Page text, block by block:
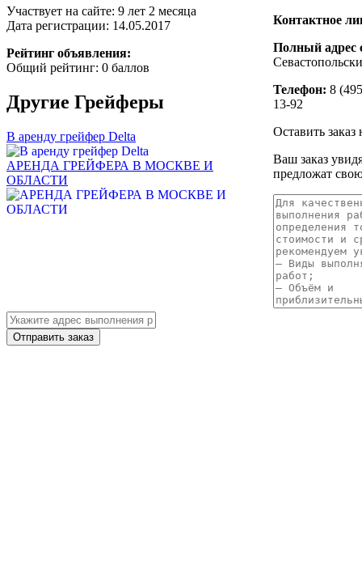
Участвует на сайте: 9 лет 2 месяца
Дата регистрации: 14.05.2017
Рейтинг объявления:
Общий рейтинг: 0 баллов
Другие Грейферы
В аренду грейфер Delta
АРЕНДА ГРЕЙФЕРА В МОСКВЕ И
ОБЛАСТИ
Контактное
Полный адрес
Телефон: 8
13-92
Оставить заказ
Ваш заказ
предложат